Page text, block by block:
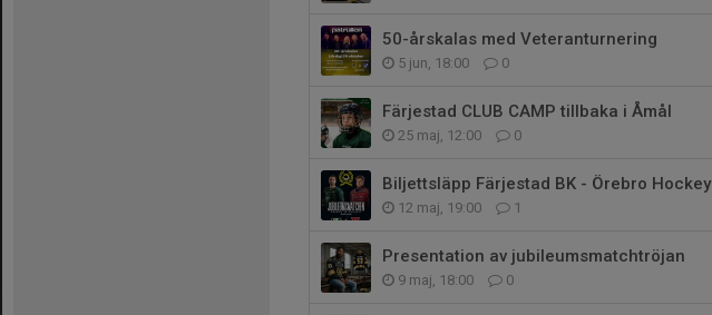
50-årskalas med Veteranturnering
5 jun, 18:00 0
Färjestad CLUB CAMP tillbaka i Åmål
25 maj, 12:00 0
Biljettsläpp Färjestad BK - Örebro Hockey
12 maj, 19:00 1
Presentation av jubileumsmatchtröjan
9 maj, 18:00 0